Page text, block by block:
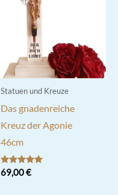
Statuen und Kreuze
Das gnadenreiche
Kreuz der Agonie
46cm
Bewertet mit
5.00
69,00€